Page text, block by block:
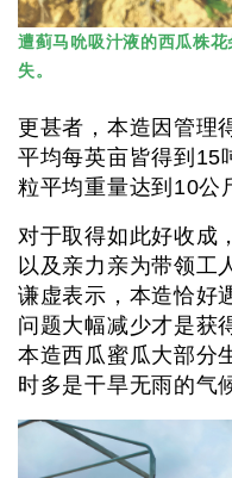
遭蓟马吮吸汁液的西瓜株
失。
更甚者，本造因管理
平均每英亩皆得到15
粒平均重量达到10公
对于取得如此好收成
以及亲力亲为带领工
谦虚表示，本造恰好
问题大幅减少才是获
本造西瓜蜜瓜大部分
时多是干旱无雨的气